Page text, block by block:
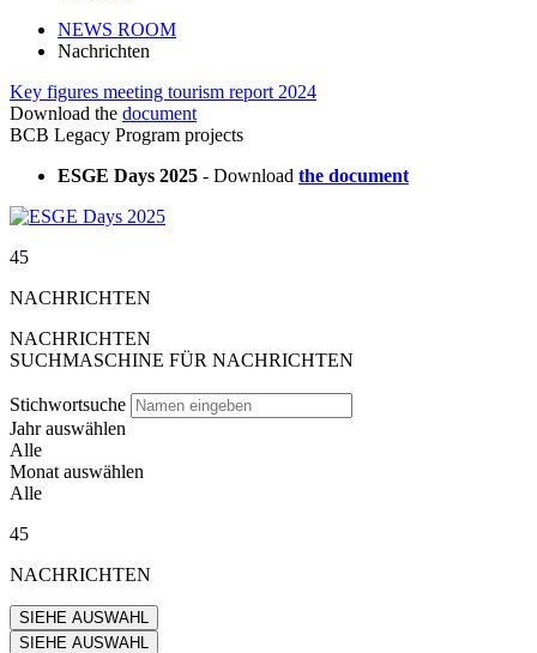
NEWS ROOM
Nachrichten
Key figures meeting tourism report 2024
Download the document
BCB Legacy Program projects
ESGE Days 2025 - Download the document
45
NACHRICHTEN
NACHRICHTEN
SUCHMASCHINE FÜR NACHRICHTEN
Stichwortsuche
Jahr auswählen
Alle
Monat auswählen
Alle
45
NACHRICHTEN